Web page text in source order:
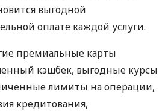
выгодной
оплате каждой услуги.
премиальные карты
кэшбек, выгодные курсы
лимиты на операции,
кредитования,